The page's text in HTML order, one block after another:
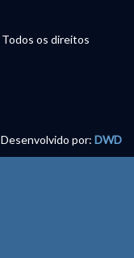
os direitos
Desenvolvido por: DWD